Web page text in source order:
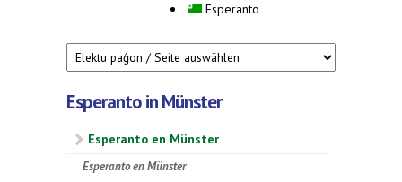
Esperanto
Esperanto in Münster
Esperanto en Münster
Esperanto en Münster